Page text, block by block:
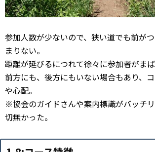
参加人数が少ないので、狭い道でも前が
まりない。
距離が延びるにつれて徐々に参加者がまば
前方にも、後方にもいない場合もあり、
や心配。
※協会のガイドさんや案内標識がバッチ
切無かった。